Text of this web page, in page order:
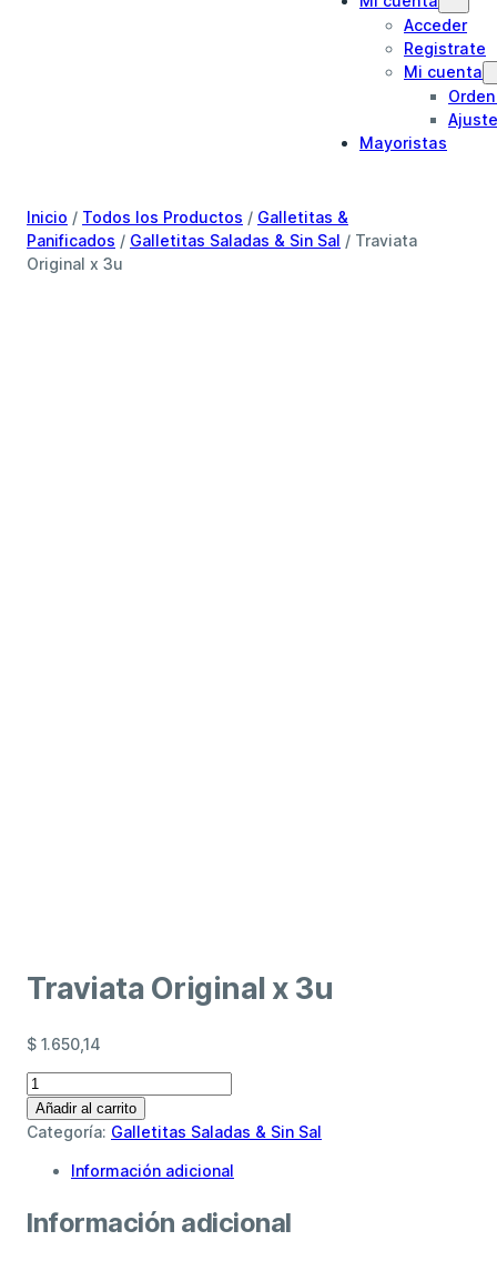
Acceder
Registrate
Mi cuenta
Mayoristas
Inicio / Todos los Productos / Galletitas &
Panificados / Galletitas Saladas & Sin Sal / Traviata
Original x 3u
Traviata Original x 3u
$ 1.650,14
Traviata
Original
x
cantidad
Añadir al carrito
Categoría: Galletitas Saladas & Sin Sal
Información adicional
Información adicional